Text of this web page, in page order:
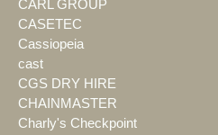
CARL GROUP
CASETEC
Cassiopeia
cast
CGS DRY HIRE
CHAINMASTER
Charly's Checkpoint